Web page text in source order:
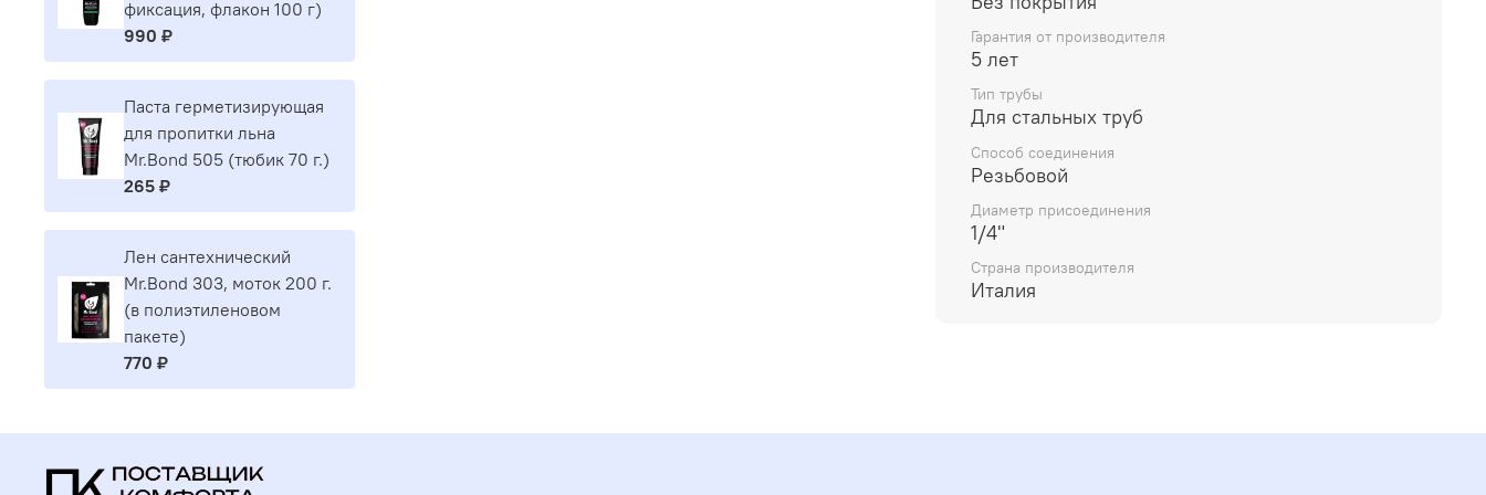
Гарантия от производителя
5 лет
Тип трубы
Для стальных труб
Способ соединения
Резьбовой
Диаметр присоединения
1/4"
Страна производителя
Италия
фиксация, флакон 100 г)
990 ₽
Паста герметизирующая
для пропитки льна
Mr.Bond 505 (тюбик 70 г.)
265 ₽
Лен сантехнический
Mr.Bond 303, моток 200 г.
(в полиэтиленовом
пакете)
770 ₽